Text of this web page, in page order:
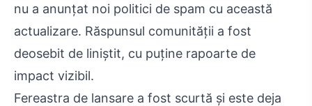
nu a anunțat noi politici de spam cu această
actualizare. Răspunsul comunității a fost
deosebit de liniștit, cu puține rapoarte de
impact vizibil.
Fereastra de lansare a fost scurtă și este deja